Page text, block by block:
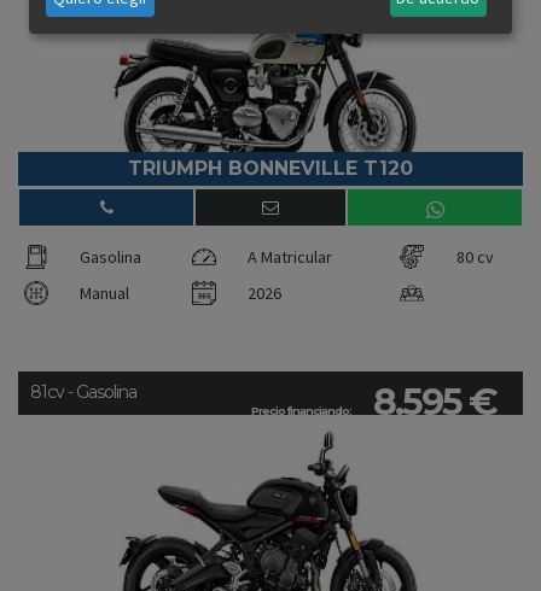
TRIUMPH BONNEVILLE T120
Gasolina A Matricular
80 cv
Manual
2026
Precio financiando: 8.595 €
81cv - Gasolina